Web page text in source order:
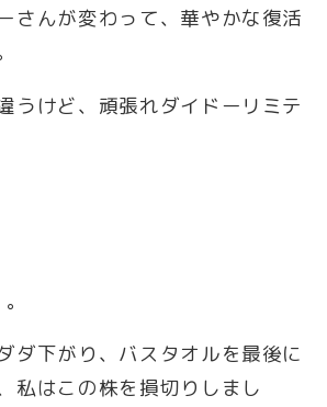
さんが変わって、華やかな復活
うけど、頑張れダイドーリミテ
ダ下がり、バスタオルを最後に
私はこの株を損切りしまし